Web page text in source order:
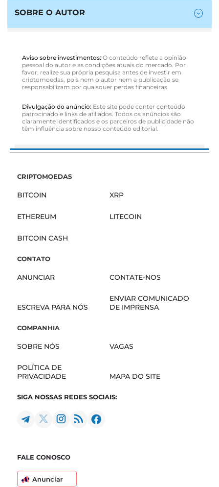
SOBRE O AUTOR
Aviso sobre investimentos: O conteúdo reflete a opinião
pessoal do autor e as condições atuais do mercado. Por
favor, realize sua própria pesquisa antes de investir em
criptomoedas, pois nem o autor nem a publicação se
responsabilizam por quaisquer perdas financeiras.
Divulgação do anúncio: Este site pode conter conteúdo
patrocinado e links de afiliados. Todos os anúncios são
claramente identificados e os parceiros de publicidade não
têm influência sobre nosso conteúdo editorial.
CRIPTOMOEDAS
BITCOIN XRP
ETHEREUM LITECOIN
BITCOIN CASH
CONTATO
ANUNCIAR CONTATE-NOS
ESCREVA PARA NÓS
ENVIAR COMUNICADO
DE IMPRENSA
COMPANHIA
SOBRE NÓS VAGAS
POLÍTICA DE
PRIVACIDADE
MAPA DO SITE
SIGA NOSSAS REDES SOCIAIS:
FALE CONOSCO
Anunciar